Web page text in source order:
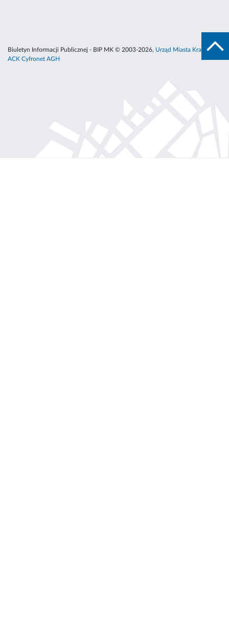
Biuletyn Informacji Publicznej - BIP MK © 2003-2026, Urząd Miasta Krakowa
ACK Cyfronet AGH